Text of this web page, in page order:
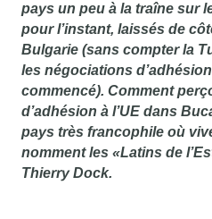
pays un peu à la traîne sur
pour l’instant, laissés de
Bulgarie (sans compter la
les négociations
commencé). Comment
d’adhésion à l’UE dans
pays très francophile où
nomment les «Latins de
Thierry Dock.